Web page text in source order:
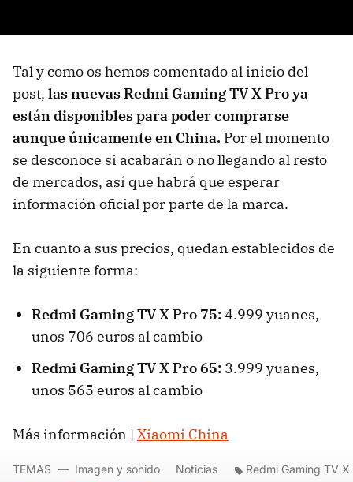
Tal y como os hemos comentado al inicio del
post, las nuevas Redmi Gaming TV X Pro ya
están disponibles para poder comprarse
aunque únicamente en China. Por el momento
se desconoce si acabarán o no llegando al resto
de mercados, así que habrá que esperar
información oficial por parte de la marca.
En cuanto a sus precios, quedan establecidos de
la siguiente forma:
Redmi Gaming TV X Pro 75:4.999 yuanes,
unos 706 euros al cambio
Redmi Gaming TV X Pro 65: 3.999 yuanes,
unos 565 euros al cambio
Más información | Xiaomi China
TEMAS Imagen y sonido Noticias Redmi Gaming TV X